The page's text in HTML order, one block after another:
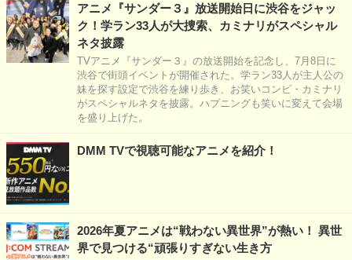
アニメ『サンダー３』放送開始日に渋谷をジャッ
ク！学ラン33人が大捜索、カミナリがスペシャル
ネタ披露
TVアニメ『サンダー３』の放送開始を記念し、7月8日に
渋谷で街頭イベントが開催された。学ラン33人が主人公の
妹を探す設定で渋谷を練り歩き、お笑いコンビ・カミナリ
がスペシャルネタを披露。ハプニングも笑いに変えて会場
を盛り上げた。
DMM TVで視聴可能なアニメを紹介！
2026年夏アニメは“戦わない異世界”が熱い！ 異世
界で見つける“頑張りすぎない生き方